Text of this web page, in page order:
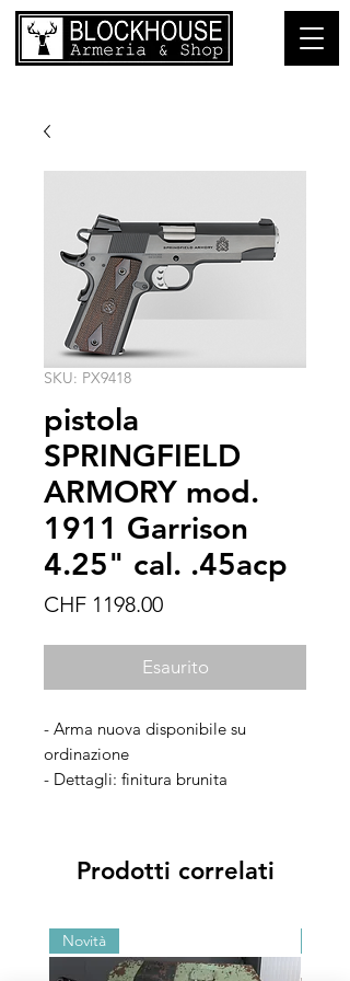
SKU: PX9418
pistola
SPRINGFIELD
ARMORY mod.
1911 Garrison
4.25" cal. .45acp
CHF 1198.00Prezzo
Esaurito
- Arma nuova disponibile su
ordinazione
- Dettagli: finitura brunita
Prodotti correlati
Novità